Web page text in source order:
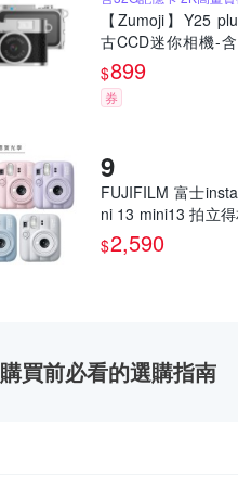
【Zumoji】Y25
古CCD迷你相機-
記憶卡｜2k畫質 大
網紅推薦款 穿搭配
誕禮物
$899
券
FUJIFILM 富士
ni 13 mini13 拍立
馬上看相機 恆昶公司
$2,590
購買前必看的選購指南